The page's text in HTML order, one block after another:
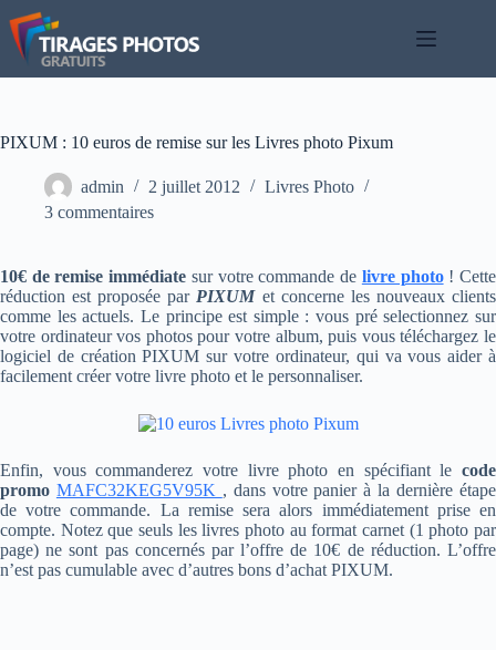
Passer
au
contenu
PIXUM : 10 euros de remise sur les Livres photo Pixum
admin 2 juillet 2012
Livres Photo
3 commentaires
10€ de remise immédiate sur votre commande de livre photo! Cette
réduction est proposée par PIXUMet concerne les nouveaux clients
comme les actuels. Le principe est simple : vous pré selectionnez sur
votre ordinateur vos photos pour votre album, puis vous téléchargez le
logiciel de création PIXUM sur votre ordinateur, qui va vous aider à
facilement créer votre livre photo et le personnaliser.
Enfin, vous commanderez votre livre photo en spécifiant le code
promo MAFC32KEG5V95K , dans votre panier à la dernière étape
de votre commande. La remise sera alors immédiatement prise en
compte. Notez que seuls les livres photo au format carnet (1 photo par
page) ne sont pas concernés par l’offre de 10€ de réduction. L’offre
n’est pas cumulable avec d’autres bons d’achat PIXUM.